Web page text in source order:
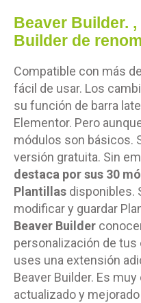
Beaver Builder.
Builder de
Compatible con más
fácil de usar. Los
su función de barra
Elementor. Pero
módulos son básicos.
versión gratuita. Sin
destaca por sus 30
Plantillas disponibles.
modificar y guardar
Beaver Builder
personalización de
uses una extensión
Beaver Builder. Es
actualizado y